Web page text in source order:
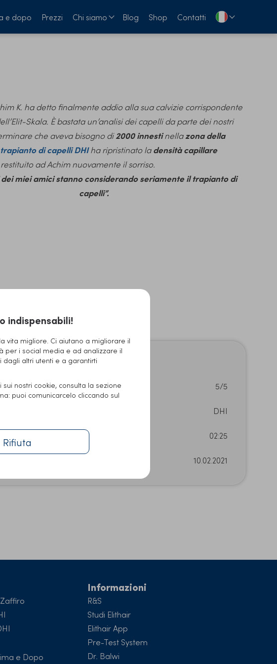
e dopo Prezzi Chi siamo Blog Shop Contatti
Prima
K. ha detto finalmente addio alla sua calvizie corrispondente
Skala. È bastata un’analisi dei capelli da parte dei nostri
che aveva bisogno di2000 innestinellazona della
trapianto di capelli DHIha ripristinato ladensità capillare
ad Achim nuovamente il sorriso.
dei miei amici stanno considerando seriamente il trapianto di
capelli”.
2000 Densità: 5/5
DHI
Durata del trattamento: 02:25
10.02.2021
e Dopo
Informazioni
R&S
Studi Elithair
Elithair App
Pre-Test System
Dr. Balwi
indispensabili!
vita migliore. Ci aiutano a migliorare il
per i social media e ad analizzare il
dagli altri utenti e a garantirti
nostri cookie, consulta la sezione
puoi comunicarcelo cliccando sul
Rifiuta